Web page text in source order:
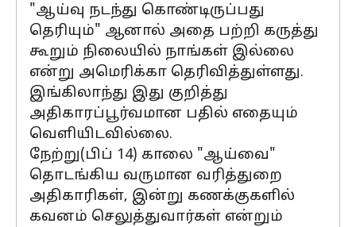
"ஆய்வு நடந்து கொண்டிருப்பது
தெரியும்" ஆனால் அதை பற்றி கருத்து
கூறும் நிலையில் நாங்கள் இல்லை
என்று அமெரிக்கா தெரிவித்துள்ளது.
இங்கிலாந்து இது குறித்து
அதிகாரப்பூர்வமான பதில் எதையும்
வெளியிடவில்லை.
நேற்று(பிப் 14) காலை "ஆய்வை"
தொடங்கிய வருமான வரித்துறை
அதிகாரிகள், இன்று கணக்குகளில்
கவனம் செலுத்துவார்கள் என்றும்